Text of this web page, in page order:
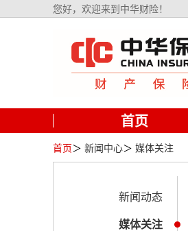
您好，欢迎来到中华财险！
首页
首页＞ 新闻中心＞ 媒体关注
新闻动态
媒体关注